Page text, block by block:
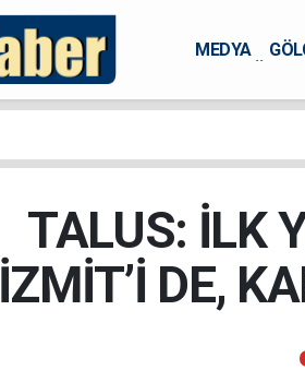
MEDYA
TALUS: İLK
İZMİT’İ DE,